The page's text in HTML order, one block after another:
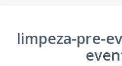
limpeza-pre-